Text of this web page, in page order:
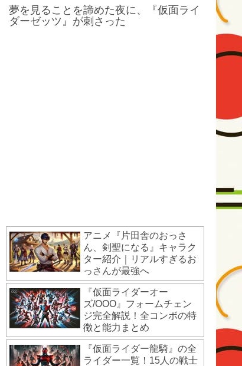
夢を見ることを諦めた夜に、『仮面ライ
ダーゼッツ』が刺さった
アニメ『片田舎のおっさ
ん、剣聖になる』キャラク
ター紹介｜リアルすぎるお
っさんが最強へ
『仮面ライダーオー
ズ/OOO』フォームチェン
ジ完全解説！全コンボの特
徴と能力まとめ
『仮面ライダー龍騎』の全
ライダー一覧！15人の戦士